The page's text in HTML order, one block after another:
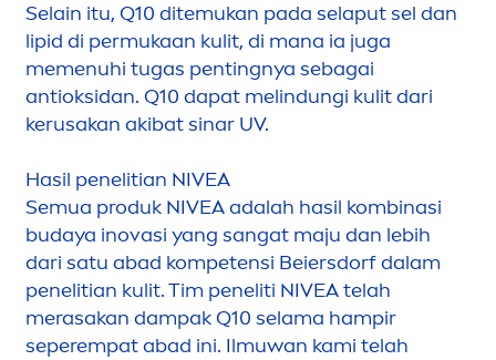
Selain itu, Q10 ditemukan pada selaput sel dan
lipid di permukaan kulit, di mana ia juga
memenuhi tugas pentingnya sebagai
antioksidan. Q10 dapat melindungi kulit dari
kerusakan akibat sinar UV.
Hasil penelitian NIVEA
Semua produk NIVEAadalah hasil kombinasi
budaya inovasi yang sangat maju dan lebih
dari satu abad kompetensi Beiersdorf dalam
penelitian kulit. Tim peneliti NIVEAtelah
merasakan dampak Q10 selama hampir
seperempat abad ini. Ilmuwan kami telah